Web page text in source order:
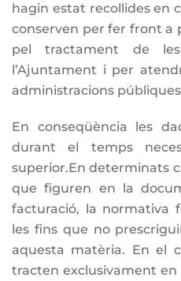
hagin estat recollides en
conserven per fer front a
pel tractament de
l’Ajuntament i per
administracions
En conseqüència les
durant el temps
superior.En determinats
que figuren en la
facturació, la normativa
les fins que no
aquesta matèria. En el
tracten exclusivament